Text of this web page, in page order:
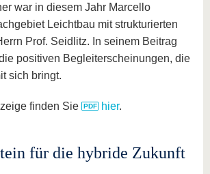
war in diesem Jahr Marcello
Leichtbau mit strukturierten
Prof. Seidlitz. In seinem Beitrag
positiven Begleiterscheinungen, die
sich bringt.
finden Sie hier.
für die hybride Zukunft